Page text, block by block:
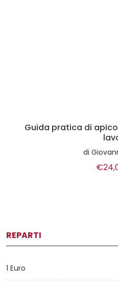
Guida pratica di
di
REPARTI
1 Euro